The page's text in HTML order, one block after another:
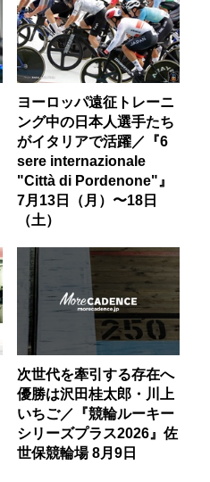
ヨーロッパ遠征トレーニ
ング中の日本人選手たち
がイタリアで活躍／『6
sere internazionale
"Città di Pordenone"』
7月13日（月）〜18日
（土）
次世代を牽引する存在へ
優勝は沢田桂太郎・川上
いちご／『競輪ルーキー
シリーズプラス2026』佐
世保競輪場 8月9日